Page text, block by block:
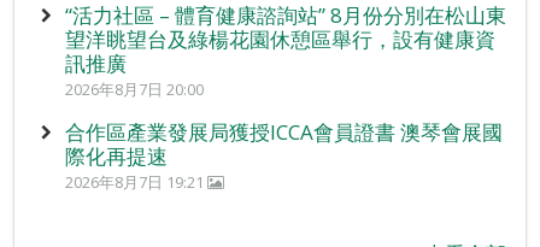
“活力社區 – 體育健康諮詢站” 8月份分別在松山東
望洋眺望台及綠楊花園休憩區舉行，設有健康資
訊推廣
2026年8月7日 20:00
合作區產業發展局獲授ICCA會員證書 澳琴會展國
際化再提速
2026年8月7日 19:21